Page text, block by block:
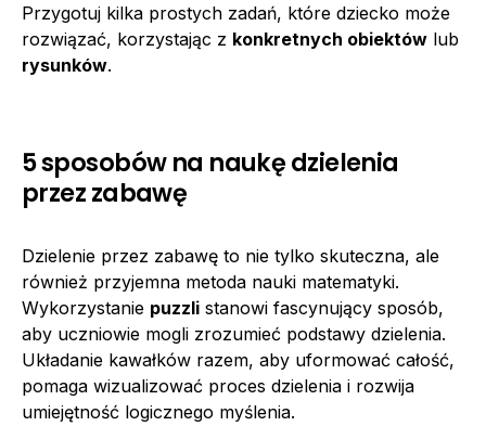
Przygotuj kilka prostych zadań, które dziecko może
rozwiązać, korzystając z konkretnych obiektów lub
rysunków.
5 sposobów na naukę dzielenia
przez zabawę
Dzielenie przez zabawę to nie tylko skuteczna, ale
również przyjemna metoda nauki matematyki.
Wykorzystanie puzzli stanowi fascynujący sposób,
aby uczniowie mogli zrozumieć podstawy dzielenia.
Układanie kawałków razem, aby uformować całość,
pomaga wizualizować proces dzielenia i rozwija
umiejętność logicznego myślenia.